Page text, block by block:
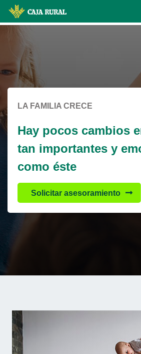
Cargando
contenido,
favor
espere...
LA FAMILIA CRECE
Hay pocos cambios
tan importantes y
como éste
Solicitar asesoramiento